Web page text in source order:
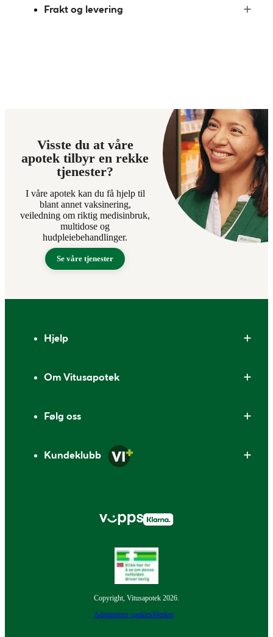
Frakt og levering
Visste du at våre
apotek tilbyr en rekke
tjenester?
I våre apotek kan du få hjelp til
blant annet vaksinering,
veiledning om riktig medisinbruk,
multidose og
hudpleiebehandlinger.
Se våre tjenester
Hjelp
Om Vitusapotek
Følg oss
Kundeklubb
Copyright, Vitusapotek 2026.
Administrer cookiesMerker